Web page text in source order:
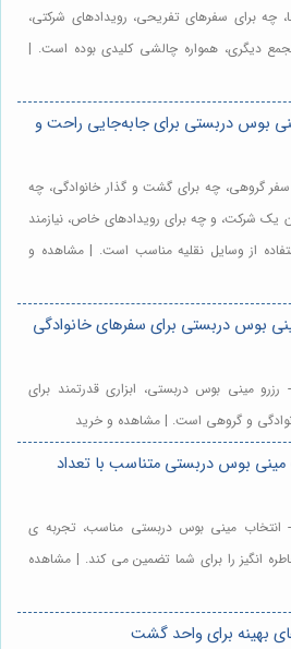
چه برای سفرهای تفریحی، رویدادهای شرکتی،
دیگری، همواره چالشی کلیدی بوده است. |
بوس دربستی برای جابه‌جایی راحت و
گروهی، چه برای گشت و گذار خانوادگی، چه
یک شرکت، و چه برای رویدادهای خاص، نیازمند
از وسایل نقلیه مناسب است. | مشاهده و
بوس دربستی برای سفرهای خانوادگی
مینی بوس دربستی، ابزاری قدرتمند برای
و گروهی است. | مشاهده و خرید
بوس دربستی متناسب با تعداد
مینی بوس دربستی مناسب، تجربه ی
انگیز را برای شما تضمین می کند. | مشاهده
بهینه برای واحد گشت